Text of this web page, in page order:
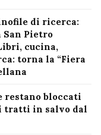
di ricerca:
San Pietro
cucina,
torna la “Fiera
restano bloccati
tratti in salvo dal